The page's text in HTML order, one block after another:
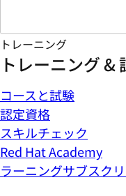
トレーニング
トレーニング &
コースと試験
認定資格
スキルチェック
Red Hat Academy
ラーニングサブスク